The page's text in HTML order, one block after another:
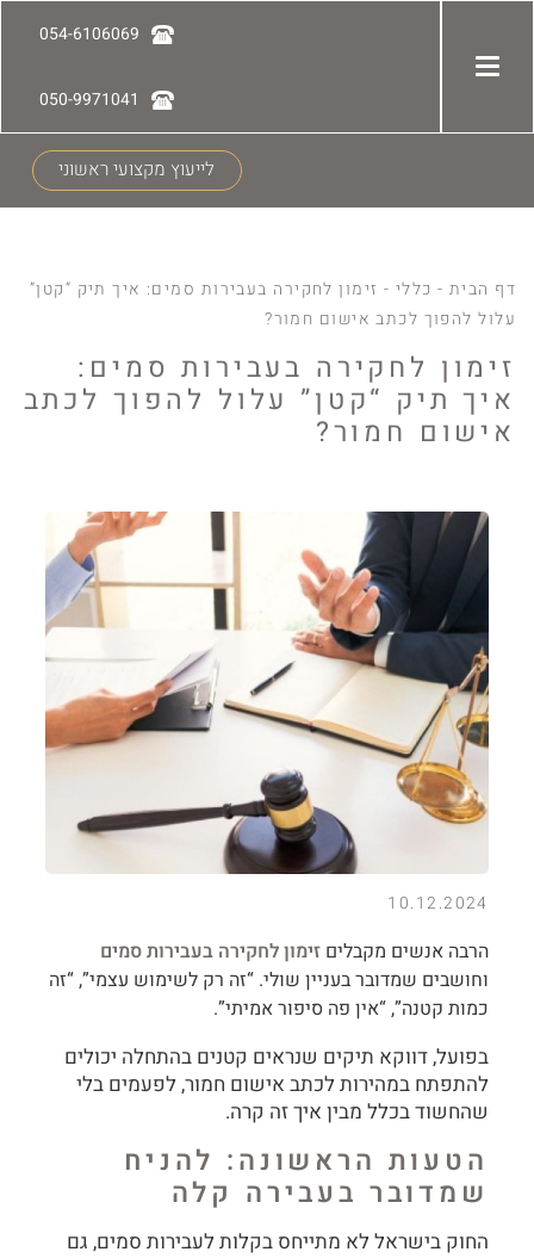
054-6106069
050-9971041
לייעוץ מקצועי ראשוני
דף הבית - כללי - זימון לחקירה בעבירות סמים: איך תיק “קטן”
עלול להפוך לכתב אישום חמור?
זימון לחקירה בעבירות סמים:
איך תיק “קטן” עלול להפוך לכתב
אישום חמור?
10.12.2024
הרבה אנשים מקבליםזימון לחקירה בעבירות סמים
וחושבים שמדובר בעניין שולי. “זה רק לשימוש עצמי”, “זה
כמות קטנה”, “אין פה סיפור אמיתי”.
בפועל, דווקא תיקים שנראים קטנים בהתחלה יכולים
להתפתח במהירות לכתב אישום חמור, לפעמים בלי
שהחשוד בכלל מבין איך זה קרה.
הטעות הראשונה: להניח
שמדובר בעבירה קלה
החוק בישראל לא מתייחס בקלות לעבירות סמים, גם